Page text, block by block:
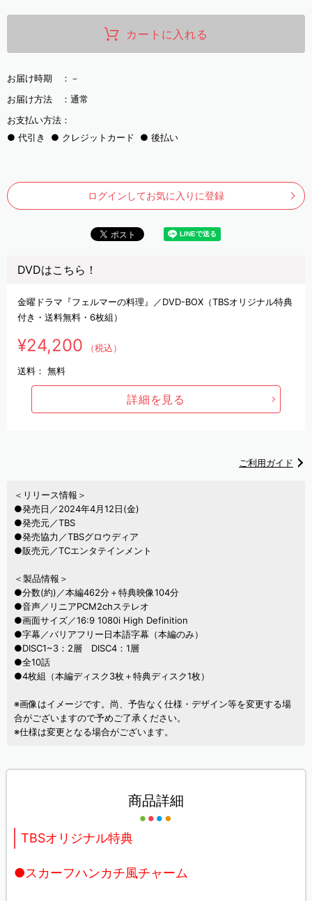
カートに入れる
お届け時期 ： －
お届け方法 ： 通常
お支払い方法：
代引き
クレジットカード 後払い
ログインしてお気に入りに登録
DVDはこちら！
金曜ドラマ『フェルマーの料理』／DVD-BOX（TBSオリジナル特典
付き・送料無料・6枚組）
¥24,200 （税込）
送料： 無料
詳細を見る
ご利用ガイド
＜リリース情報＞
●発売日／2024年4月12日(金)
●発売元／TBS
●発売協力／TBSグロウディア
●販売元／TCエンタテインメント
＜製品情報＞
●分数(約)／本編462分＋特典映像104分
●音声／リニアPCM2chステレオ
●画面サイズ／16:9 1080i High Definition
●字幕／バリアフリー日本語字幕（本編のみ）
●DISC1~3：2層 DISC4：1層
●全10話
●4枚組（本編ディスク3枚＋特典ディスク1枚）
※画像はイメージです。尚、予告なく仕様・デザイン等を変更する場
合がございますので予めご了承ください。
※仕様は変更となる場合がございます。
商品詳細
TBSオリジナル特典
●スカーフハンカチ風チャーム